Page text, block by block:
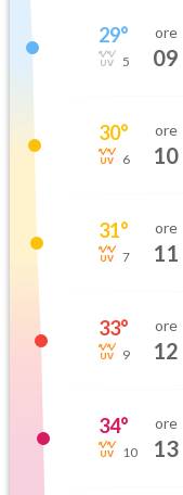
29°
5
ore
09
30°
6
ore
10
31°
7
ore
11
33°
9
ore
12
34°
10
ore
13